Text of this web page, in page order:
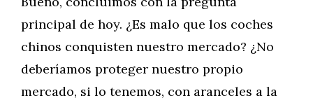
principal de hoy. ¿Es malo que los coches
chinos conquisten nuestro mercado? ¿No
deberíamos proteger nuestro propio
mercado, si lo tenemos, con aranceles a la